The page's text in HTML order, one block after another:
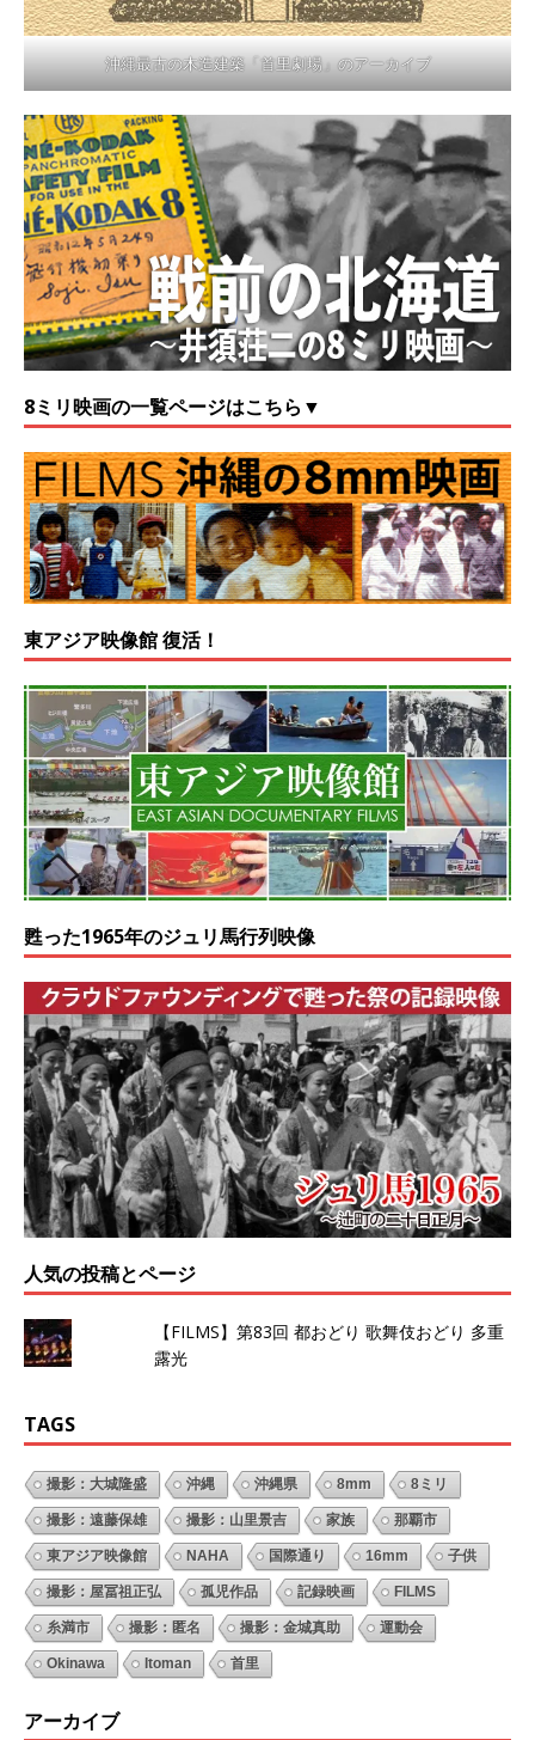
沖縄最古の木造建築「首里劇場」のアーカイブ
8ミリ映画の一覧ページはこちら▼
東アジア映像館 復活！
甦った1965年のジュリ馬行列映像
人気の投稿とページ
【FILMS】第83回 都おどり 歌舞伎おどり 多重
露光
TAGS
撮影：大城隆盛 沖縄 沖縄県 8mm 8ミリ
撮影：遠藤保雄 撮影：山里景吉 家族 那覇市
東アジア映像館 NAHA 国際通り 16mm 子供
撮影：屋冨祖正弘 孤児作品 記録映画 FILMS
糸満市 撮影：匿名 撮影：金城真助 運動会
Okinawa Itoman 首里
アーカイブ